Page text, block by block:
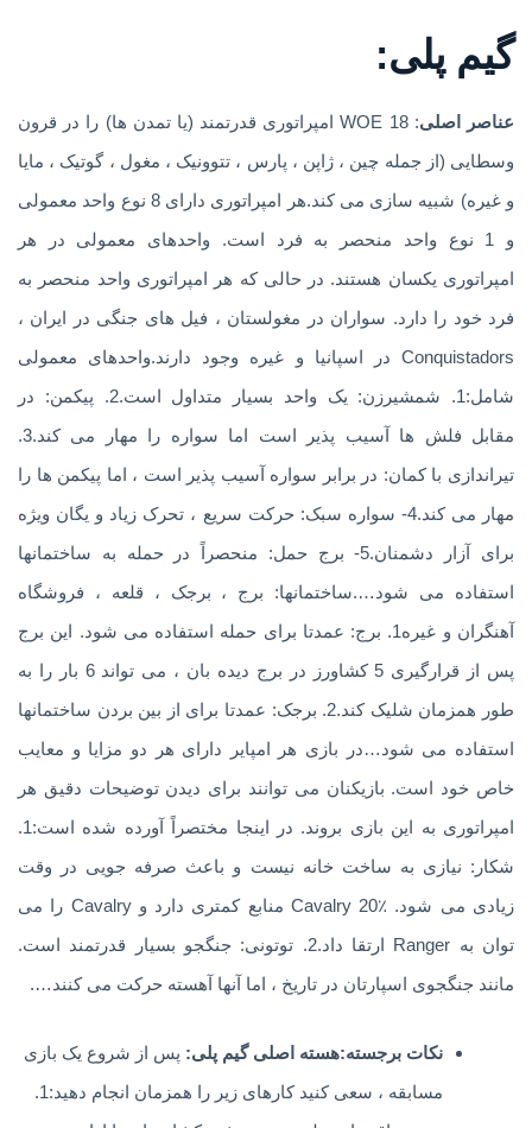
گیم پلی:
عناصر اصلی
: WOE 18 امپراتوری قدرتمند (یا تمدن ها) را در قرون
وسطایی (از جمله چین ، ژاپن ، پارس ، تتوونیک ، مغول ، گوتیک ، مایا
و غیره) شبیه سازی می کند.هر امپراتوری دارای 8 نوع واحد معمولی
و 1 نوع واحد منحصر به فرد است. واحدهای معمولی در هر
امپراتوری یکسان هستند. در حالی که هر امپراتوری واحد منحصر به
فرد خود را دارد. سواران در مغولستان ، فیل های جنگی در ایران ،
Conquistadors در اسپانیا و غیره وجود دارند.واحدهای معمولی
شامل:1. شمشیرزن: یک واحد بسیار متداول است.2. پیکمن: در
مقابل فلش ها آسیب پذیر است اما سواره را مهار می کند.3.
تیراندازی با کمان: در برابر سواره آسیب پذیر است ، اما پیکمن ها را
مهار می کند.4- سواره سبک: حرکت سریع ، تحرک زیاد و یگان ویژه
برای آزار دشمنان.5- برج حمل: منحصراً در حمله به ساختمانها
استفاده می شود….ساختمانها: برج ، برجک ، قلعه ، فروشگاه
آهنگران و غیره1. برج: عمدتا برای حمله استفاده می شود. این برج
پس از قرارگیری 5 کشاورز در برج دیده بان ، می تواند 6 بار را به
طور همزمان شلیک کند.2. برجک: عمدتا برای از بین بردن ساختمانها
استفاده می شود…در بازی هر امپایر دارای هر دو مزایا و معایب
خاص خود است. بازیکنان می توانند برای دیدن توضیحات دقیق هر
امپراتوری به این بازی بروند. در اینجا مختصراً آورده شده است:1.
شکار: نیازی به ساخت خانه نیست و باعث صرفه جویی در وقت
زیادی می شود. Cavalry 20٪ منابع کمتری دارد و Cavalry را می
توان به Ranger ارتقا داد.2. توتونی: جنگجو بسیار قدرتمند است.
مانند جنگجوی اسپارتان در تاریخ ، اما آنها آهسته حرکت می کنند….
نکات برجسته:هسته اصلی گیم پلی: پس از شروع یک بازی
مسابقه ، سعی کنید کارهای زیر را همزمان انجام دهید:1.